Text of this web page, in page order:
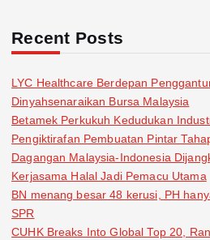
Recent Posts
LYC Healthcare Berdepan
Dinyahsenaraikan Bursa Malaysia
Betamek Perkukuh Kedudukan
Pengiktirafan Pembuatan Pintar
Dagangan Malaysia-Indonesia
Kerjasama Halal Jadi Pemacu Utama
BN menang besar 48 kerusi, PH
SPR
CUHK Breaks Into Global Top 20,